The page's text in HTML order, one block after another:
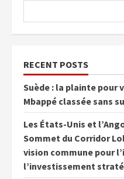
RECENT POSTS
Suède : la plainte pour
Mbappé classée sans
Les États-Unis et
Sommet du Corridor
vision commune pour
l’investissement